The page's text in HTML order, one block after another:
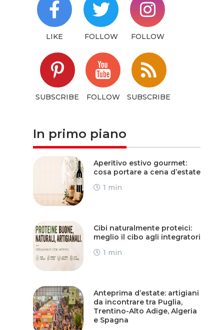
LIKE FOLLOW FOLLOW
SUBSCRIBE FOLLOW SUBSCRIBE
In primo piano
Aperitivo estivo gourmet:
cosa portare a cena d’estate
1 min
Cibi naturalmente proteici:
meglio il cibo agli integratori
1 min
Anteprima d’estate: artigiani
da incontrare tra Puglia,
Trentino-Alto Adige, Algeria
e Spagna